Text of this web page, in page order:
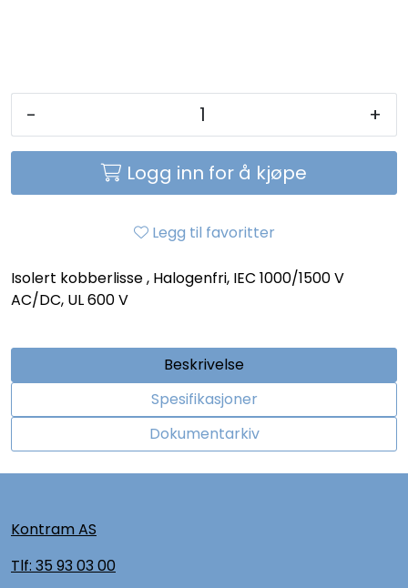
- +
Logg inn for å kjøpe
Legg til favoritter
Isolert kobberlisse , Halogenfri, IEC 1000/1500 V
AC/DC, UL 600 V
Beskrivelse
Spesifikasjoner
Dokumentarkiv
Kontram AS
Tlf: 35 93 03 00